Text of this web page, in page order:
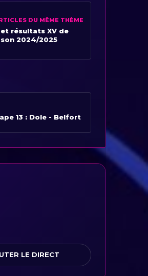
DU MÊME THÈME
résultats XV de
2024/2025
13 : Dole - Belfort
LE DIRECT